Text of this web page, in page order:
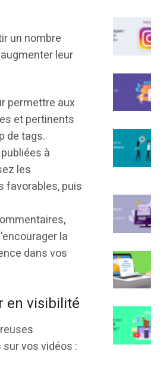
un nombre
leur
permettre aux
et pertinents
de tags.
à
les
favorables, puis
la
dans vos
en visibilité
vos vidéos :